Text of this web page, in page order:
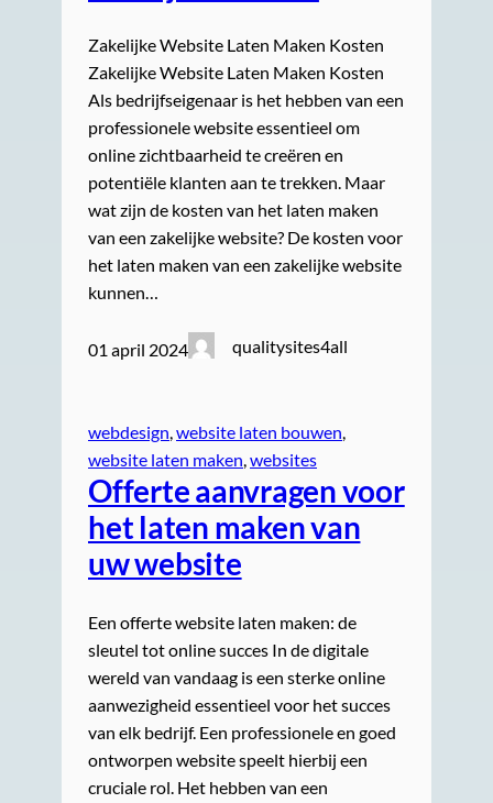
Zakelijke Website Laten Maken Kosten
Zakelijke Website Laten Maken Kosten
Als bedrijfseigenaar is het hebben van een
professionele website essentieel om
online zichtbaarheid te creëren en
potentiële klanten aan te trekken. Maar
wat zijn de kosten van het laten maken
van een zakelijke website? De kosten voor
het laten maken van een zakelijke website
kunnen…
01 april 2024 qualitysites4all
webdesign, website laten bouwen
website laten maken, websites
Offerte aanvragen voor
het laten maken van
uw website
Een offerte website laten maken: de
sleutel tot online succes In de digitale
wereld van vandaag is een sterke online
aanwezigheid essentieel voor het succes
van elk bedrijf. Een professionele en goed
ontworpen website speelt hierbij een
cruciale rol. Het hebben van een